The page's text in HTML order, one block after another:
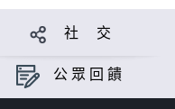
社 交
公眾回饋